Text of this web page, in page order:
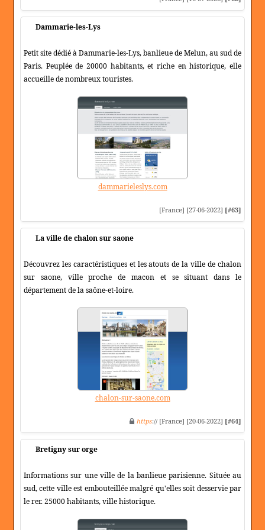
Dammarie-les-Lys
Petit site dédié à Dammarie-les-Lys, banlieue de Melun, au sud de
Paris. Peuplée de 20000 habitants, et riche en historique, elle
accueille de nombreux touristes.
dammarieleslys.com
[France] [27-06-2022] [#63]
La ville de chalon sur saone
Découvrez les caractéristiques et les atouts de la ville de chalon
sur saone, ville proche de macon et se situant dans le
département de la saône-et-loire.
chalon-sur-saone.com
https:// [France] [20-06-2022] [#64]
Bretigny sur orge
Informations sur une ville de la banlieue parisienne. Située au
sud, cette ville est embouteillée malgré qu'elles soit desservie par
le rer. 25000 habitants, ville historique.